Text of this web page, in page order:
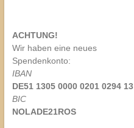
ACHTUNG!
Wir haben eine neues
Spendenkonto:
IBAN
DE51 1305 0000 0201 0294 13
BIC
NOLADE21ROS